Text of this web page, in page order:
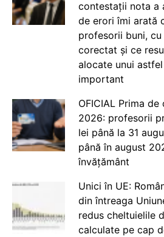
contestații nota a
de erori îmi arată
profesorii buni,
corectat și ce
alocate unui
important
OFICIAL Prima
2026: profesorii
lei până la 31
până în august
învățământ
Unici în UE:
din întreaga
redus cheltuielile
calculate pe cap